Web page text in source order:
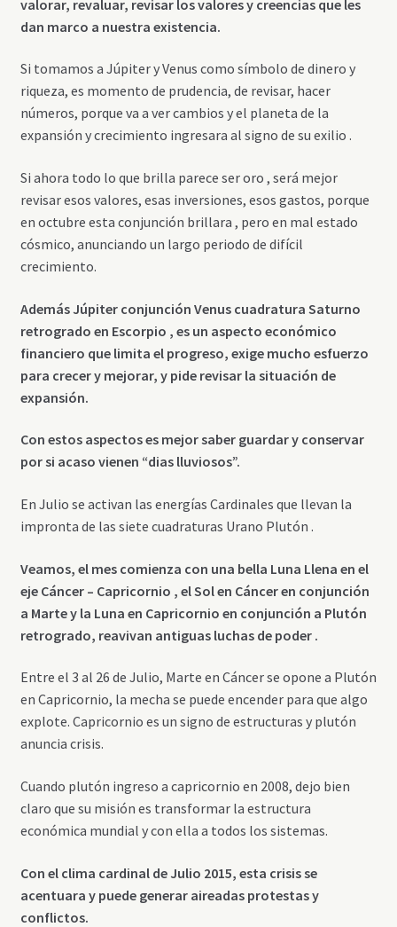
valorar, revaluar, revisar los valores y creencias que les
dan marco a nuestra existencia.
Si tomamos a Júpiter y Venus como símbolo de dinero y
riqueza, es momento de prudencia, de revisar, hacer
números, porque va a ver cambios y el planeta de la
expansión y crecimiento ingresara al signo de su exilio .
Si ahora todo lo que brilla parece ser oro , será mejor
revisar esos valores, esas inversiones, esos gastos, porque
en octubre esta conjunción brillara , pero en mal estado
cósmico, anunciando un largo periodo de difícil
crecimiento.
Además Júpiter conjunción Venus cuadratura Saturno
retrogrado en Escorpio , es un aspecto económico
financiero que limita el progreso, exige mucho esfuerzo
para crecer y mejorar, y pide revisar la situación de
expansión.
Con estos aspectos es mejor saber guardar y conservar
por si acaso vienen “dias lluviosos”.
En Julio se activan las energías Cardinales que llevan la
impronta de las siete cuadraturas Urano Plutón .
Veamos, el mes comienza con una bella Luna Llena en el
eje Cáncer – Capricornio , el Sol en Cáncer en conjunción
a Marte y la Luna en Capricornio en conjunción a Plutón
retrogrado, reavivan antiguas luchas de poder .
Entre el 3 al 26 de Julio, Marte en Cáncer se opone a Plutón
en Capricornio, la mecha se puede encender para que algo
explote. Capricornio es un signo de estructuras y plutón
anuncia crisis.
Cuando plutón ingreso a capricornio en 2008, dejo bien
claro que su misión es transformar la estructura
económica mundial y con ella a todos los sistemas.
Con el clima cardinal de Julio 2015, esta crisis se
acentuara y puede generar aireadas protestas y
conflictos.